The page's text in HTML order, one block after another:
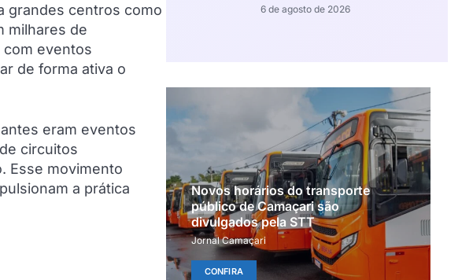
grandes centros como
milhares de
eventos
de forma ativa o
eram eventos
circuitos
Esse movimento
a prática
6 de agosto de 2026
Novos horários do transporte
público de Camaçari são
divulgados pela STT
Jornal Camaçari
CONFIRA